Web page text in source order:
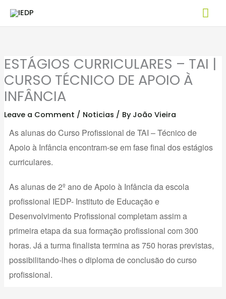
ESTÁGIOS CURRICULARES – TAI |
CURSO TÉCNICO DE APOIO À
INFÂNCIA
Leave a Comment / Noticias / By João Vieira
As alunas do Curso Profissional de TAI – Técnico de
Apoio à Infância encontram-se em fase final dos estágios
curriculares.
As alunas de 2º ano de Apoio à Infância da escola
profissional IEDP- Instituto de Educação e
Desenvolvimento Profissional completam assim a
primeira etapa da sua formação profissional com 300
horas. Já a turma finalista termina as 750 horas previstas,
possibilitando-lhes o diploma de conclusão do curso
profissional.